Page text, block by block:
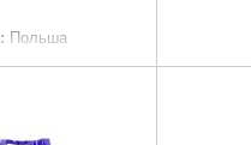
Польша
мм